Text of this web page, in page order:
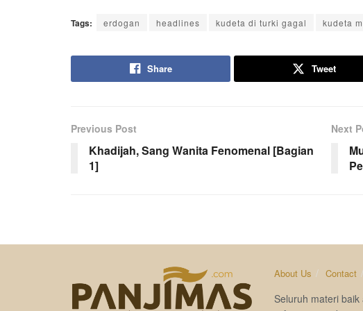
Tags: erdogan headlines kudeta di turki gagal kudeta
Share Tweet
Previous Post
Khadijah, Sang Wanita Fenomenal [Bagian
1]
Next
About Us Contact
Seluruh materi